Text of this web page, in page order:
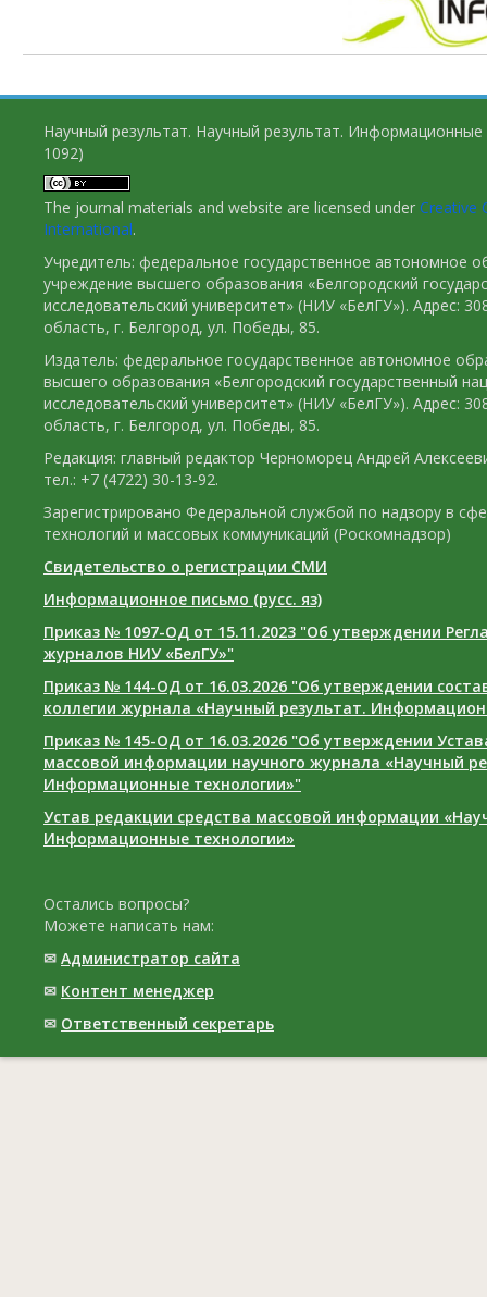
Научный результат. Научный результат. Информационные
1092)
The journal materials and website are licensed under Creative
International.
Учредитель: федеральное государственное автономное
учреждение высшего образования «Белгородский
исследовательский университет» (НИУ «БелГУ»). Адрес:
область, г. Белгород, ул. Победы, 85.
Издатель: федеральное государственное автономное
высшего образования «Белгородский государственный
исследовательский университет» (НИУ «БелГУ»). Адрес:
область, г. Белгород, ул. Победы, 85.
Редакция: главный редактор Черноморец Андрей
тел.: +7 (4722) 30-13-92.
Зарегистрировано Федеральной службой по надзору в
технологий и массовых коммуникаций (Роскомнадзор)
Свидетельство о регистрации СМИ
Информационное письмо (русс. яз)
Приказ № 1097-ОД от 15.11.2023 "Об утверждении
журналов НИУ «БелГУ»"
Приказ № 144-ОД от 16.03.2026 "Об утверждении
коллегии журнала «Научный результат.
Приказ № 145-ОД от 16.03.2026 "Об утверждении
массовой информации научного журнала «Научный
Информационные технологии»"
Устав редакции средства массовой информации
Информационные технологии»
Остались вопросы?
Можете написать нам:
✉ Администратор сайта
✉ Контент менеджер
✉ Ответственный cекретарь